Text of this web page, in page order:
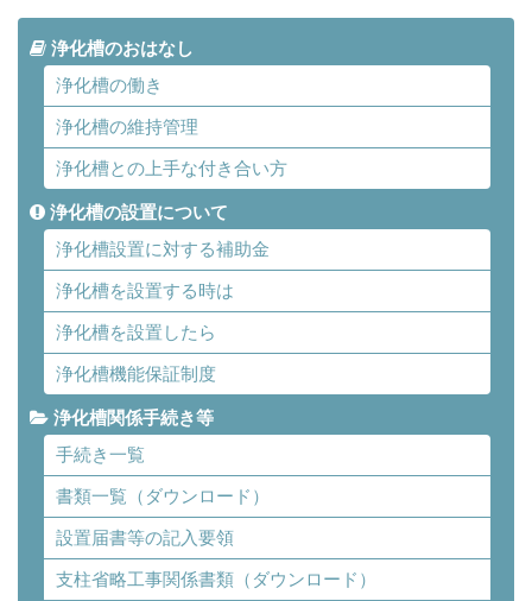
浄化槽のおはなし
浄化槽の働き
浄化槽の維持管理
浄化槽との上手な付き合い方
浄化槽の設置について
浄化槽設置に対する補助金
浄化槽を設置する時は
浄化槽を設置したら
浄化槽機能保証制度
浄化槽関係手続き等
手続き一覧
書類一覧（ダウンロード）
設置届書等の記入要領
支柱省略工事関係書類（ダウンロード）